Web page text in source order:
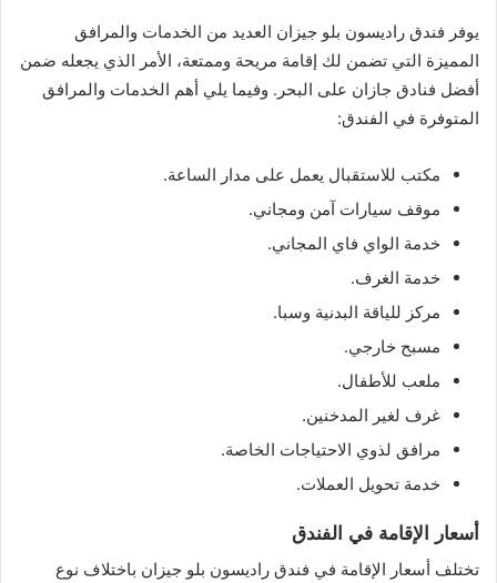
يوفر فندق راديسون بلو جيزان العديد من الخدمات والمرافق
المميزة التي تضمن لك إقامة مريحة وممتعة، الأمر الذي يجعله ضمن
أفضل فنادق جازان على البحر. وفيما يلي أهم الخدمات والمرافق
المتوفرة في الفندق:
مكتب للاستقبال يعمل على مدار الساعة.
موقف سيارات آمن ومجاني.
خدمة الواي فاي المجاني.
خدمة الغرف.
مركز للياقة البدنية وسبا.
مسبح خارجي.
ملعب للأطفال.
غرف لغير المدخنين.
مرافق لذوي الاحتياجات الخاصة.
خدمة تحويل العملات.
أسعار الإقامة في الفندق
تختلف أسعار الإقامة في فندق راديسون بلو جيزان باختلاف نوع